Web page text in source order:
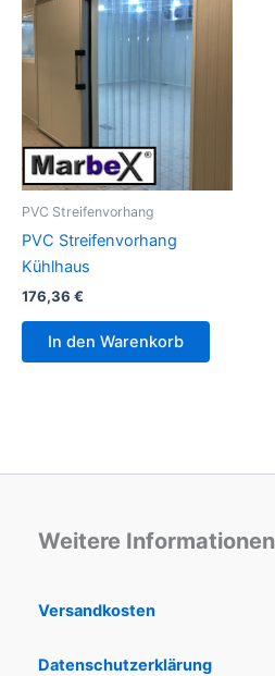
PVC Streifenvorhang
PVC Streifenvorhang
Kühlhaus
176,36 €
In den Warenkorb
Weitere
Versandkosten
Datenschutzerklärung